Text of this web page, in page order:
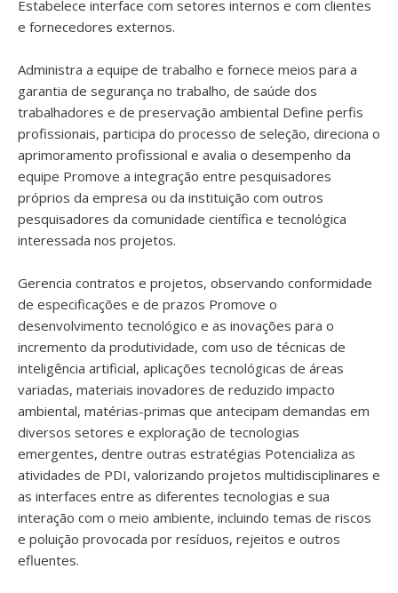
Estabelece interface com setores internos e com clientes
e fornecedores externos.
Administra a equipe de trabalho e fornece meios para a
garantia de segurança no trabalho, de saúde dos
trabalhadores e de preservação ambiental Define perfis
profissionais, participa do processo de seleção, direciona o
aprimoramento profissional e avalia o desempenho da
equipe Promove a integração entre pesquisadores
próprios da empresa ou da instituição com outros
pesquisadores da comunidade científica e tecnológica
interessada nos projetos.
Gerencia contratos e projetos, observando conformidade
de especificações e de prazos Promove o
desenvolvimento tecnológico e as inovações para o
incremento da produtividade, com uso de técnicas de
inteligência artificial, aplicações tecnológicas de áreas
variadas, materiais inovadores de reduzido impacto
ambiental, matérias-primas que antecipam demandas em
diversos setores e exploração de tecnologias
emergentes, dentre outras estratégias Potencializa as
atividades de PDI, valorizando projetos multidisciplinares e
as interfaces entre as diferentes tecnologias e sua
interação com o meio ambiente, incluindo temas de riscos
e poluição provocada por resíduos, rejeitos e outros
efluentes.